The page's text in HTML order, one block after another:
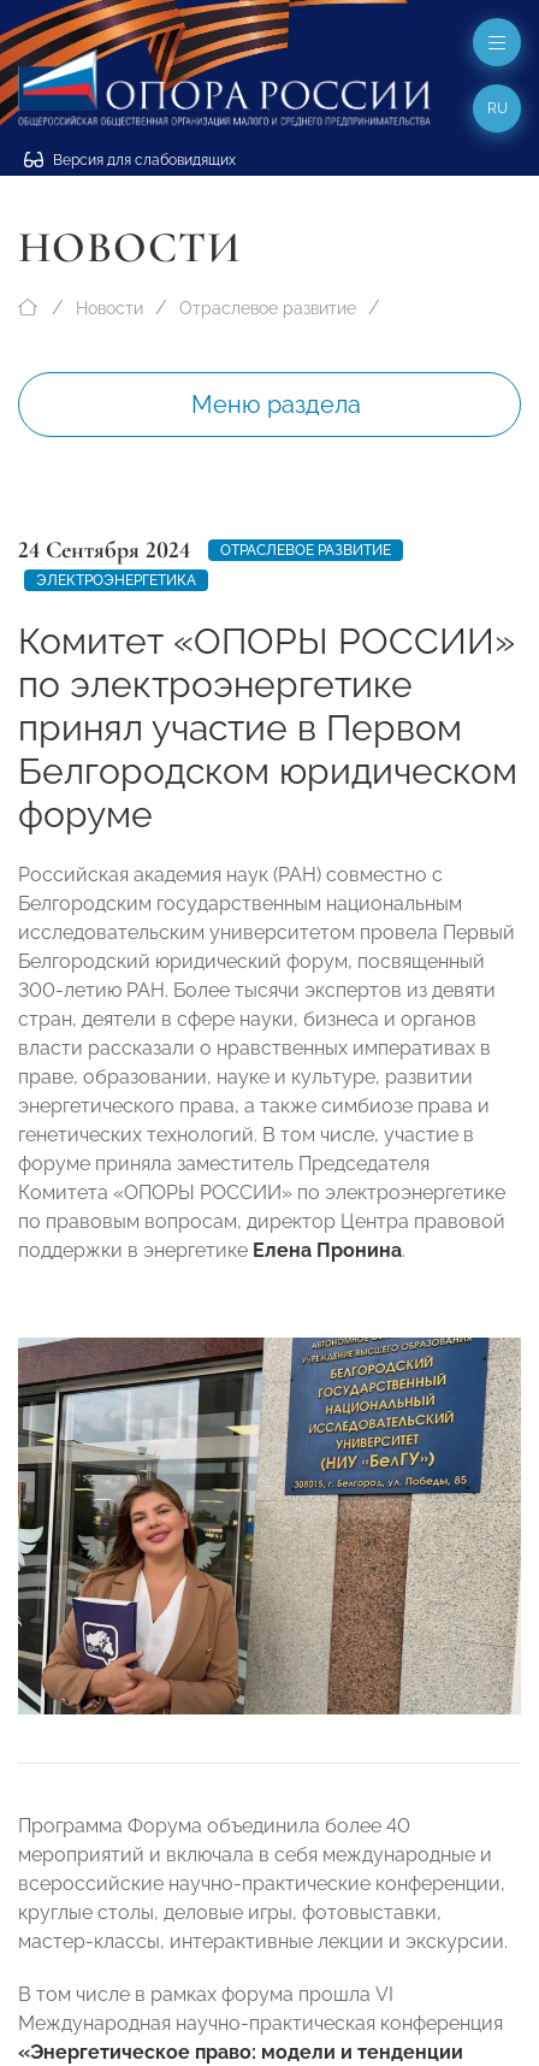
Версия для слабовидящих
RU
НОВОСТИ
Новости Отраслевое развитие
Меню раздела
24 Сентября 2024
ОТРАСЛЕВОЕ РАЗВИТИЕ
ЭЛЕКТРОЭНЕРГЕТИКА
Комитет «ОПОРЫ РОССИИ»
по электроэнергетике
принял участие в Первом
Белгородском юридическом
форуме
Российская академия наук (РАН) совместно с
Белгородским государственным национальным
исследовательским университетом провела Первый
Белгородский юридический форум, посвященный
300-летию РАН. Более тысячи экспертов из девяти
стран, деятели в сфере науки, бизнеса и органов
власти рассказали о нравственных императивах в
праве, образовании, науке и культуре, развитии
энергетического права, а также симбиозе права и
генетических технологий. В том числе, участие в
форуме приняла заместитель Председателя
Комитета «ОПОРЫ РОССИИ» по электроэнергетике
по правовым вопросам, директор Центра правовой
поддержки в энергетике Елена Пронина.
Программа Форума объединила более 40
мероприятий и включала в себя международные и
всероссийские научно-практические конференции,
круглые столы, деловые игры, фотовыставки,
мастер-классы, интерактивные лекции и экскурсии.
В том числе в рамках форума прошла VI
Международная научно-практическая конференция
«Энергетическое право: модели и тенденции